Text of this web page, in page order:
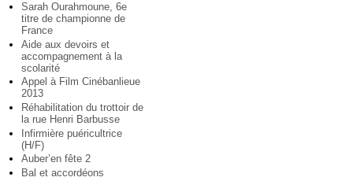
Sarah Ourahmoune, 6e
titre de championne de
France
Aide aux devoirs et
accompagnement à la
scolarité
Appel à Film Cinébanlieue
2013
Réhabilitation du trottoir de
la rue Henri Barbusse
Infirmière puéricultrice
(H/F)
Auber’en fête 2
Bal et accordéons